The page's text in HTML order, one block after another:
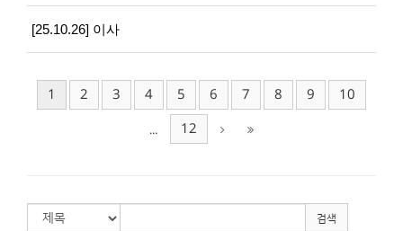
[25.10.26] 이사
1 2 3 4 5 6 7 8 9 10
... 12
검색